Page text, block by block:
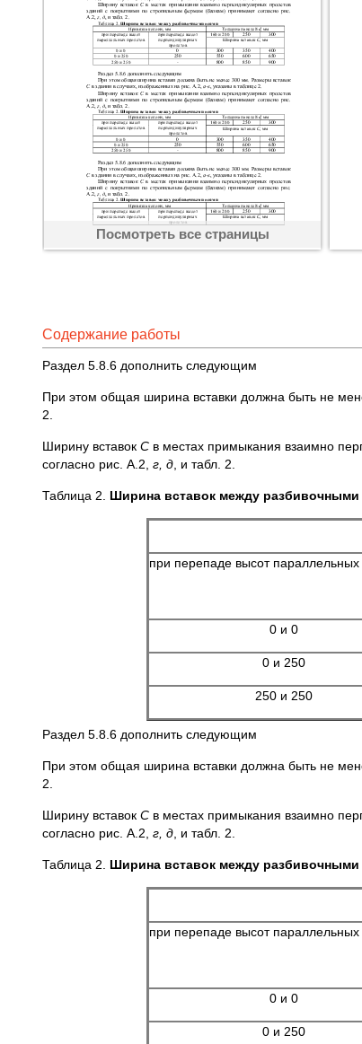
Посмотреть все страницы
Содержание работы
Раздел 5.8.6 дополнить следующим
При этом общая ширина вставки должна быть не
2.
Ширину вставок С в местах примыкания взаимно
согласно рис. А.2, г, д , и табл. 2.
Таблица 2. Ширина вставок между разбивочными
при перепаде высот параллельных
0 и 0
0 и 250
250 и 250
Раздел 5.8.6 дополнить следующим
При этом общая ширина вставки должна быть не
2.
Ширину вставок С в местах примыкания взаимно
согласно рис. А.2, г, д , и табл. 2.
Таблица 2. Ширина вставок между разбивочными
при перепаде высот параллельных
0 и 0
0 и 250